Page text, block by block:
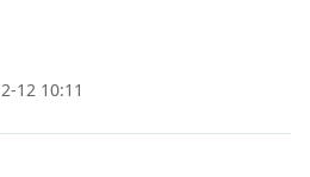
12 10:11